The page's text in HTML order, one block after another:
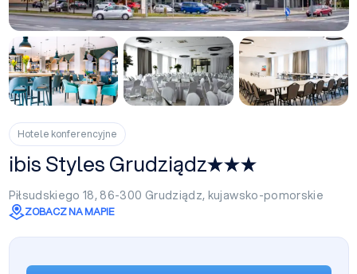
Hotele konferencyjne
ibis Styles Grudziądz
Piłsudskiego 18, 86-300 Grudziądz, kujawsko-pomorskie
ZOBACZ NA MAPIE